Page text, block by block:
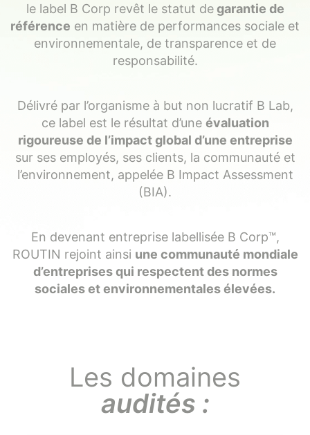
le label B Corp revêt le statut degarantie de
référence en matière de performances sociale et
environnementale, de transparence et de
responsabilité.
Délivré par l’organisme à but non lucratif B Lab,
ce label est le résultat d’une évaluation
rigoureuse de l’impact global d’une entreprise
sur ses employés, ses clients, la communauté et
l’environnement, appelée B Impact Assessment
(BIA).
En devenant entreprise labellisée B Corp™️,
ROUTIN rejoint ainsi une communauté mondiale
d’entreprises qui respectent des normes
sociales et environnementales élevées.
Les domaines
audités :